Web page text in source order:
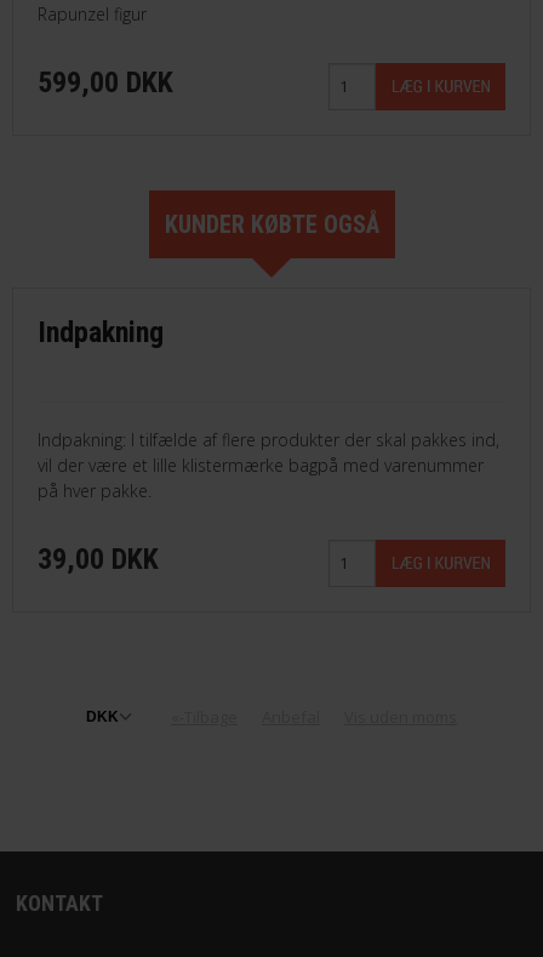
Rapunzel figur
599,00 DKK
KUNDER KØBTE OGSÅ
Indpakning
Indpakning: I tilfælde af flere produkter der skal pakkes ind,
vil der være et lille klistermærke bagpå med varenummer
på hver pakke.
39,00 DKK
KONTAKT